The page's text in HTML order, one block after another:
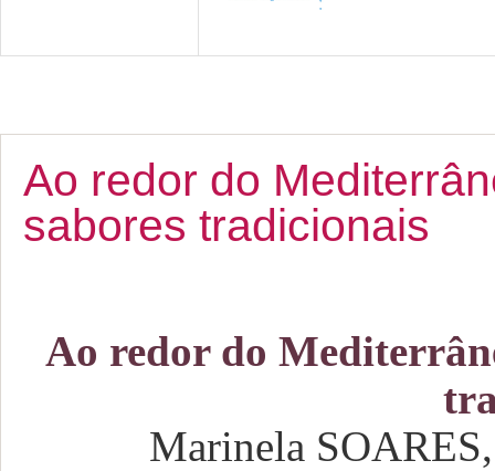
Ao redor do
sabores tradicionais
Ao redor do
Marinela